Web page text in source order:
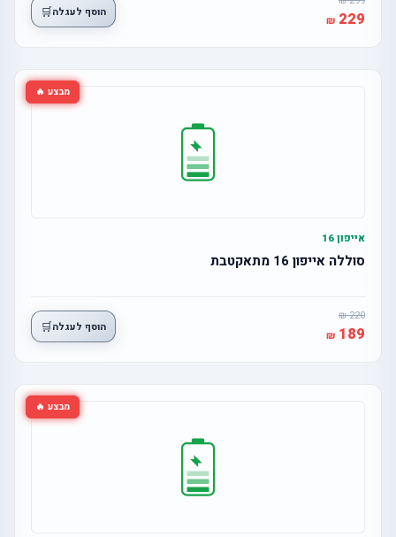
229 הוסף לעגלה🛒
מבצע 🔥
אייפון 16
סוללה אייפון 16 מתאקטבת
220
189 הוסף לעגלה🛒
מבצע 🔥